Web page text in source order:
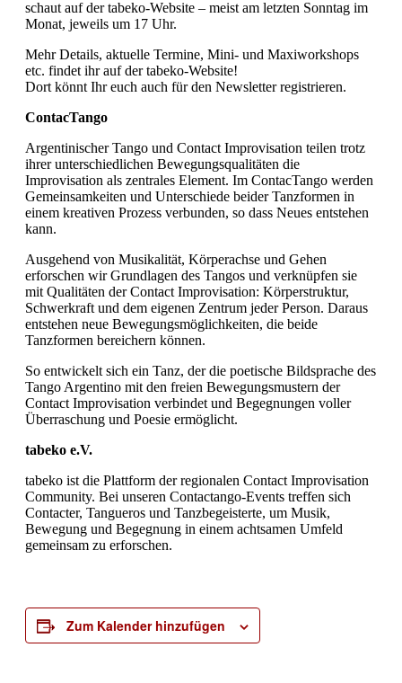
schaut auf der tabeko-Website – meist am letzten Sonntag im
Monat, jeweils um 17 Uhr.
Mehr Details, aktuelle Termine, Mini- und Maxiworkshops
etc. findet ihr auf der tabeko-Website!
Dort könnt Ihr euch auch für den Newsletter registrieren.
ContacTango
Argentinischer Tango und Contact Improvisation teilen trotz
ihrer unterschiedlichen Bewegungsqualitäten die
Improvisation als zentrales Element. Im ContacTango werden
Gemeinsamkeiten und Unterschiede beider Tanzformen in
einem kreativen Prozess verbunden, so dass Neues entstehen
kann.
Ausgehend von Musikalität, Körperachse und Gehen
erforschen wir Grundlagen des Tangos und verknüpfen sie
mit Qualitäten der Contact Improvisation: Körperstruktur,
Schwerkraft und dem eigenen Zentrum jeder Person. Daraus
entstehen neue Bewegungsmöglichkeiten, die beide
Tanzformen bereichern können.
So entwickelt sich ein Tanz, der die poetische Bildsprache des
Tango Argentino mit den freien Bewegungsmustern der
Contact Improvisation verbindet und Begegnungen voller
Überraschung und Poesie ermöglicht.
tabeko e.V.
tabeko ist die Plattform der regionalen Contact Improvisation
Community. Bei unseren Contactango-Events treffen sich
Contacter, Tangueros und Tanzbegeisterte, um Musik,
Bewegung und Begegnung in einem achtsamen Umfeld
gemeinsam zu erforschen.
Zum Kalender hinzufügen